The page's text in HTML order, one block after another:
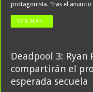
protagonista. Tras el
VER MAS...
Deadpool 3: Ryan
compartirán el
esperada secuela